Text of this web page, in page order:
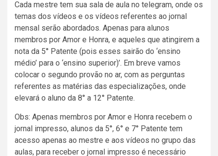
Cada mestre tem sua sala de aula no telegram, onde os
temas dos vídeos e os vídeos referentes ao jornal
mensal serão abordados. Apenas para alunos
membros por Amor e Honra, e aqueles que atingirem a
nota da 5° Patente (pois esses sairão do ‘ensino
médio’ para o ‘ensino superior)’. Em breve vamos
colocar o segundo provão no ar, com as perguntas
referentes as matérias das especializações, onde
elevará o aluno da 8° a 12° Patente.
Obs: Apenas membros por Amor e Honra recebem o
jornal impresso, alunos da 5°, 6° e 7° Patente tem
acesso apenas ao mestre e aos vídeos no grupo das
aulas, para receber o jornal impresso é necessário